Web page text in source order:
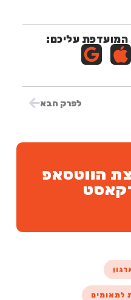
המועדפת עליכם:
לפרק הבא
הווטסאפ
לתאומים